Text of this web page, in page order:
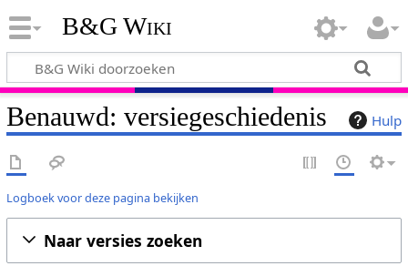
B&G Wiki
Hulp
Benauwd: versiegeschiedenis
Logboek voor deze pagina bekijken
Naar versies zoeken